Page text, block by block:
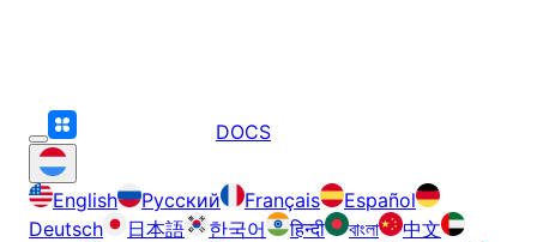
DOCS
English Русский Français
Español
Deutsch
日本語 한국어 हिन्दी বাংলা
中文